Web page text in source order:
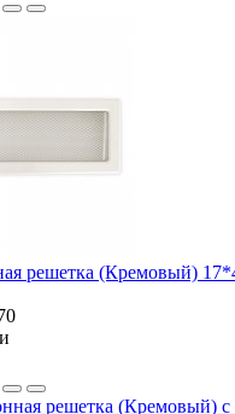
решетка (Кремовый)